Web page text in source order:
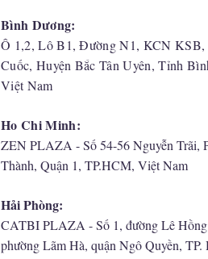
Bình Dương:
Ô 1,2, Lô B1, Đường N1, KCN
Cuốc, Huyện Bắc Tân Uyên, Tỉnh
Việt Nam
Ho Chi Minh:
ZEN PLAZA - Số 54-56 Nguyễn Trãi,
Thành, Quận 1, TP.HCM, Việt Nam
Hải Phòng:
CATBI PLAZA - Số 1, đường Lê Hồng
phường Lãm Hà, quận Ngô Quyền, TP.